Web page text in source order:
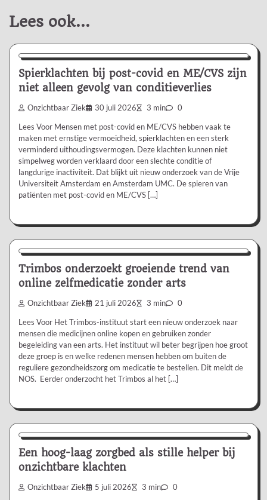
Lees ook...
Nieuws/Informatie
Spierklachten bij post-covid en ME/CVS zijn
niet alleen gevolg van conditieverlies
Onzichtbaar Ziek 30 juli 2026 3 min 0
Lees Voor Mensen met post-covid en ME/CVS hebben vaak te
maken met ernstige vermoeidheid, spierklachten en een sterk
verminderd uithoudingsvermogen. Deze klachten kunnen niet
simpelweg worden verklaard door een slechte conditie of
langdurige inactiviteit. Dat blijkt uit nieuw onderzoek van de Vrije
Universiteit Amsterdam en Amsterdam UMC. De spieren van
patiënten met post-covid en ME/CVS […]
Nieuws/Informatie
Trimbos onderzoekt groeiende trend van
online zelfmedicatie zonder arts
Onzichtbaar Ziek 21 juli 2026 3 min 0
Lees Voor Het Trimbos-instituut start een nieuw onderzoek naar
mensen die medicijnen online kopen en gebruiken zonder
begeleiding van een arts. Het instituut wil beter begrijpen hoe groot
deze groep is en welke redenen mensen hebben om buiten de
reguliere gezondheidszorg om medicatie te bestellen. Dit meldt de
NOS. Eerder onderzocht het Trimbos al het […]
Aanbevolen
Een hoog-laag zorgbed als stille helper bij
onzichtbare klachten
Onzichtbaar Ziek 5 juli 2026 3 min 0